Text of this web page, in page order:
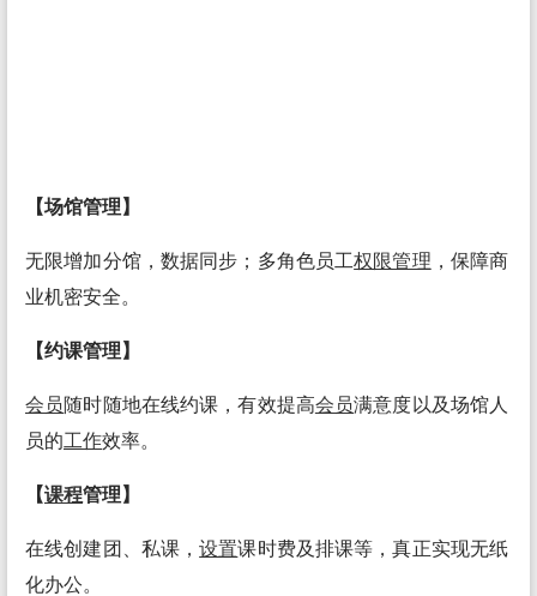
【场馆管理】
无限增加分馆，数据同步；多角色员工权限管理 ，保障商
业机密安全。
【约课管理】
会员随时随地在线约课，有效提高会员满意度以及场馆人
员的工作效率。
【课程管理】
在线创建团、私课，设置课时费及排课等，真正实现无纸
化办公。